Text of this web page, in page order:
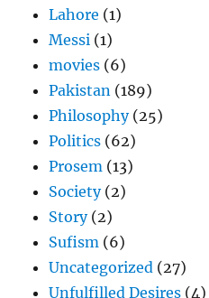
Lahore (1)
Messi (1)
movies (6)
Pakistan (189)
Philosophy(25)
Politics (62)
Prosem (13)
Society(2)
Story(2)
Sufism (6)
Uncategorized (27)
Unfulfilled Desires (4)